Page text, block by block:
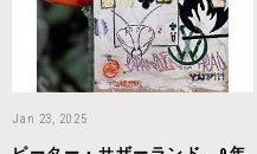
Jan 23, 2025